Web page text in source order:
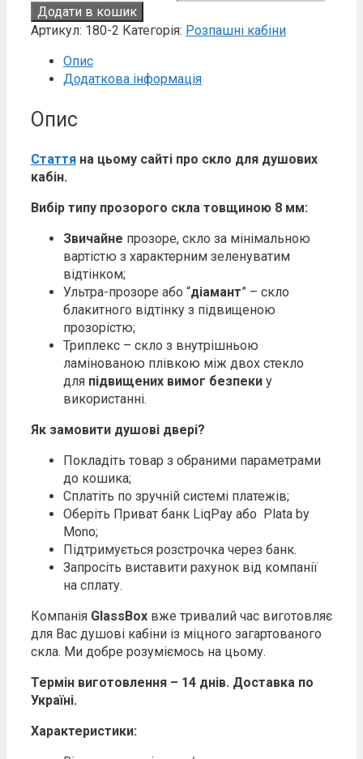
Додати в кошик
Артикул: 180-2 Категорія: Розпашні кабіни
Опис
Додаткова інформація
Опис
Стаття на цьому сайті про скло для душових
кабін.
Вибір типу прозорого скла товщиною 8 мм:
Звичайне прозоре, скло за мінімальною
вартістю з характерним зеленуватим
відтінком;
Ультра-прозоре або “діамант” – скло
блакитного відтінку з підвищеною
прозорістю;
Триплекс – скло з внутрішньою
ламінованою плівкою між двох стекло
для підвищених вимог безпеки у
використанні.
Як замовити душові двері?
Покладіть товар з обраними параметрами
до кошика;
Сплатіть по зручній системі платежів;
Оберіть Приват банк LiqPay або Plata by
Mono;
Підтримується розстрочка через банк.
Запросіть виставити рахунок від компанії
на сплату.
Компанія GlassBox вже тривалий час виготовляє
для Вас душові кабіни із міцного загартованого
скла. Ми добре розуміємось на цьому.
Термін виготовлення – 14 днів. Доставка по
Україні.
Характеристики: